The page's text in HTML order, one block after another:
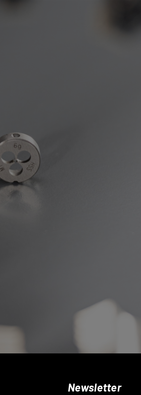
Newsletter